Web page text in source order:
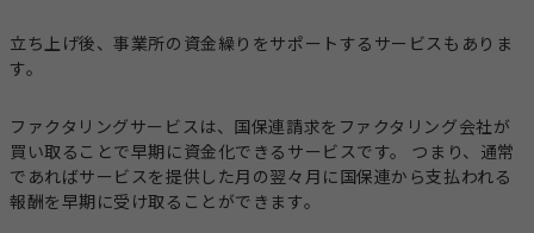
立ち上げ後、事業所の資金繰りをサポートするサービスもありま
す。
ファクタリングサービスは、国保連請求をファクタリング会社が
買い取ることで早期に資金化できるサービスです。 つまり、通常
であればサービスを提供した月の翌々月に国保連から支払われる
報酬を早期に受け取ることができます。